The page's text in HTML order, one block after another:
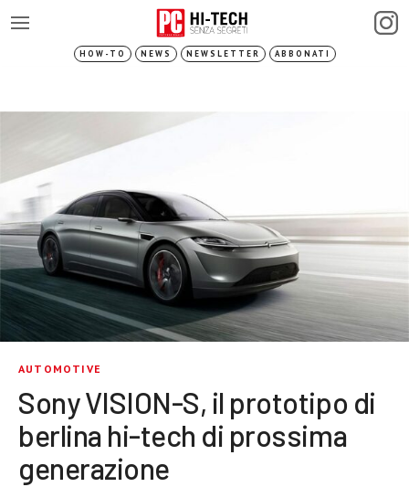
HOW-TO NEWS NEWSLETTER ABBONATI
AUTOMOTIVE
Sony VISION-S, il prototipo di
berlina hi-tech di prossima
generazione